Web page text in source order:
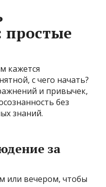
простые
кажется
с чего начать?
и привычек,
без
знаний.
за
или вечером, чтобы